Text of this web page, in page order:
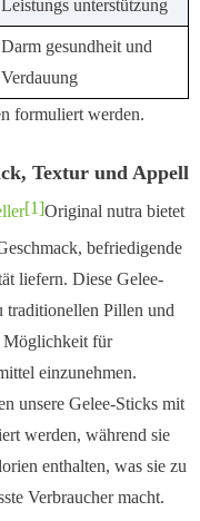
Leistungs unterstützung
Darm gesundheit und
Verdauung
formuliert werden.
Textur und Appell
[1]Original nutra bietet
befriedigende
liefern. Diese Gelee-
traditionellen Pillen und
Möglichkeit für
einzunehmen.
unsere Gelee-Sticks mit
werden, während sie
enthalten, was sie zu
Verbraucher macht.